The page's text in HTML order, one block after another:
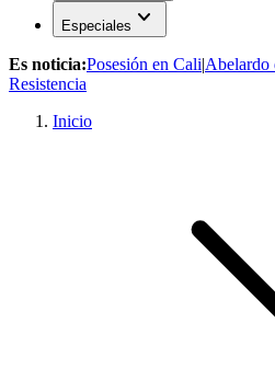
Especiales expand_more
Es noticia:Posesión en Cali|Abelardo
Resistencia
Inicio